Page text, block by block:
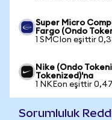
Super Micro
Fargo (Ondo
1 SMCIon eşittir
Nike (Ondo
Tokenized)'na
1 NKEon eşittir
Sorumluluk